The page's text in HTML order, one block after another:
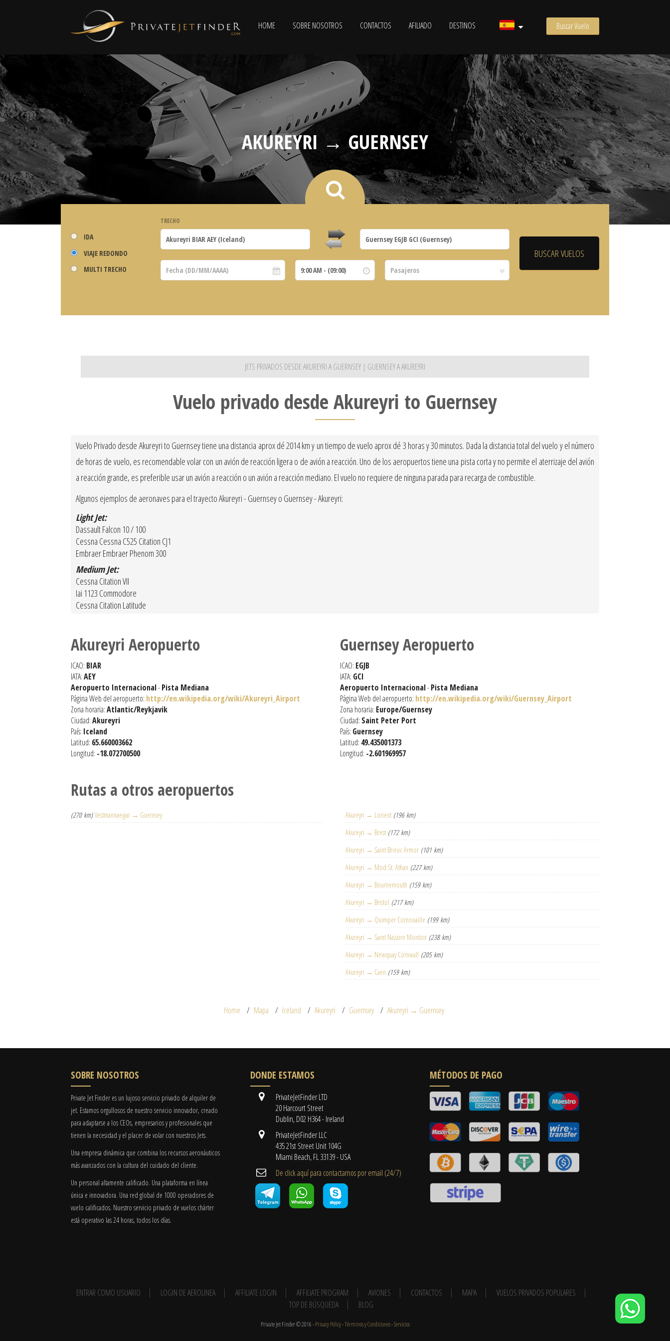
HOME SOBRE NOSOTROS CONTACTOS AFILIADO DESTINOS Buscar Vuelo
AKUREYRI → GUERNSEY
IDA
VIAJE REDONDO
MULTI TRECHO
TRECHO
JETS PRIVADOS DESDE AKUREYRI A GUERNSEY | GUERNSEY A AKUREYRI
Vuelo privado desde Akureyri to Guernsey
Vuelo Privado desde Akureyri to Guernsey tiene una distancia aprox dé 2014 km y un tiempo de vuelo aprox dé 3 horas y 30 minutos. Dada la distancia total del vuelo y el número
de horas de vuelo, es recomendable volar con un avión de reacción ligera o de avión a reacción. Uno de los aeropuertos tiene una pista corta y no permite el aterrizaje del avión
a reacción grande, es preferible usar un avión a reacción o un avión a reacción mediano. El vuelo no requiere de ninguna parada para recarga de combustible.
Algunos ejemplos de aeronaves para el trayecto Akureyri - Guernsey o Guernsey - Akureyri:
Light Jet:
Dassault Falcon 10 / 100
Cessna Cessna C525 Citation CJ1
Embraer Embraer Phenom 300
Medium Jet:
Cessna Citation VII
Iai 1123 Commodore
Cessna Citation Latitude
Akureyri Aeropuerto
ICAO: BIAR
IATA:AEY
Aeropuerto Internacional-Pista Mediana
Página Web del aeropuerto: http://en.wikipedia.org/wiki/Akureyri_Airport
Zona horaria:Atlantic/Reykjavik
Ciudad:Akureyri
País: Iceland
Latitud: 65.660003662
Longitud: -18.072700500
Guernsey Aeropuerto
ICAO: EGJB
IATA: GCI
Aeropuerto Internacional-Pista Mediana
Página Web del aeropuerto: http://en.wikipedia.org/wiki/Guernsey_Airport
Zona horaria: Europe/Guernsey
Ciudad: Saint Peter Port
País: Guernsey
Latitud: 49.435001373
Longitud: -2.601969957
Rutas a otros aeropuertos
(270 km) Vestmannaeyjar → Guernsey Akureyri → Lorient (196 km)
Akureyri → Brest (172 km)
Akureyri → Saint Brieuc Armor (101 km)
Akureyri → Mod St. Athan (227 km)
Akureyri → Bournemouth (159 km)
Akureyri → Bristol (217 km)
Akureyri → Quimper Cornouaille (199 km)
Akureyri → Saint Nazaire Montoir (238 km)
Akureyri → Newquay Cornwall (205 km)
Akureyri → Caen (159 km)
Home Mapa Iceland Akureyri Guernsey Akureyri → Guernsey
SOBRE NOSOTROS
Private Jet Finder es un lujoso servicio privado de alquiler de
jet. Estamos orgullosos de nuestro servicio innovador, creado
para adaptarse a los CEOs, empresarios y profesionales que
tienen la necesidad y el placer de volar con nuestros Jets.
Una empresa dinámica que combina los recursos aeronáuticos
más avanzados con la cultura del cuidado del cliente.
Un personal altamente calificado. Una plataforma en línea
única e innovadora. Una red global de 1000 operadores de
vuelo calificados. Nuestro servicio privado de vuelos chárter
está operativo las 24 horas, todos los días.
DONDE ESTAMOS
PrivateJetFinder LTD
20 Harcourt Street
Dublin, D02 H364 - Ireland
PrivateJetFinder LLC
435 21st Street Unit 104G
Miami Beach, FL 33139 - USA
De click aquí para contactarnos por email ​(24/7)
MÉTODOS DE PAGO
ENTRAR COMO USUARIO LOGIN DE AEROLINEA AFFILIATE LOGIN AFFILIATE PROGRAM AVIONES CONTACTOS MAPA
VUELOS PRIVADOS POPULARES
TOP DE BÚSQUEDA
BLOG
Private Jet Finder © 2016 -Privacy Policy-Términos y Condiciones-Servicios